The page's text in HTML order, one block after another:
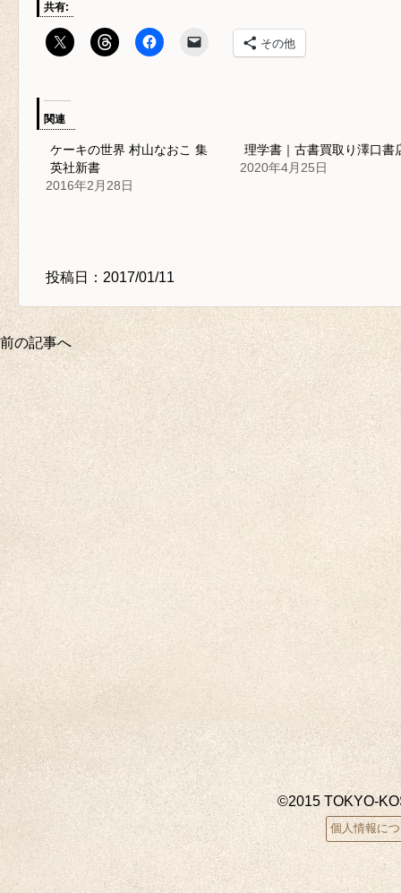
共有:
その他
関連
ケーキの世界 村山なおこ 集
英社新書
2016年2月28日
理学書｜古書買取り澤口書
2020年4月25日
投稿日：2017/01/11
前の記事へ
©2015 TOKYO-
個人情報に